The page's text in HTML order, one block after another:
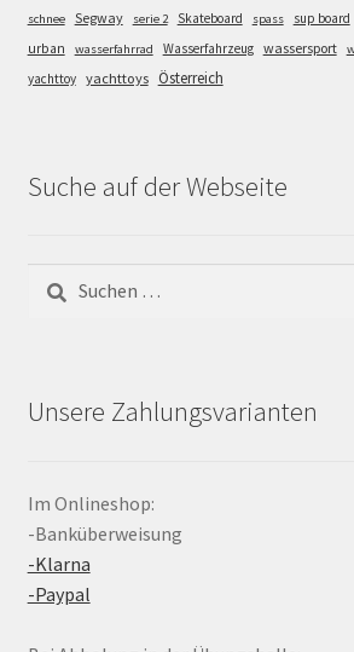
schnee Segway serie 2 Skateboard spass sup board
urban wasserfahrrad Wasserfahrzeug wassersport
yachttoy yachttoys Österreich
Suche auf der Webseite
Suchen
nach:
Unsere Zahlungsvarianten
Im Onlineshop:
-Banküberweisung
-Klarna
-Paypal